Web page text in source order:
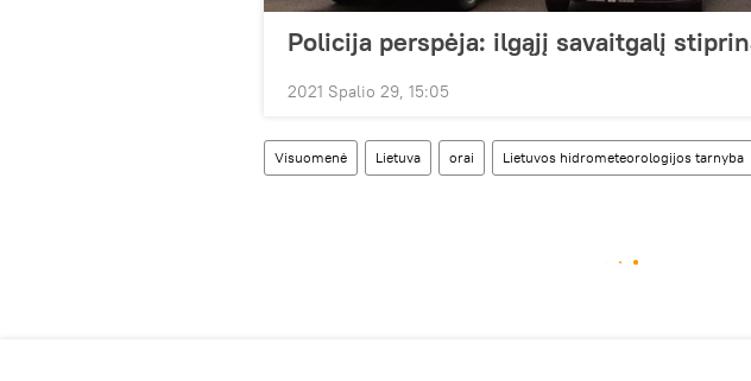
Policija perspėja: ilgąjį savaitgalį
2021 Spalio 29, 15:05
Visuomenė Lietuva orai Lietuvos hidrometeorologijos tarnyba